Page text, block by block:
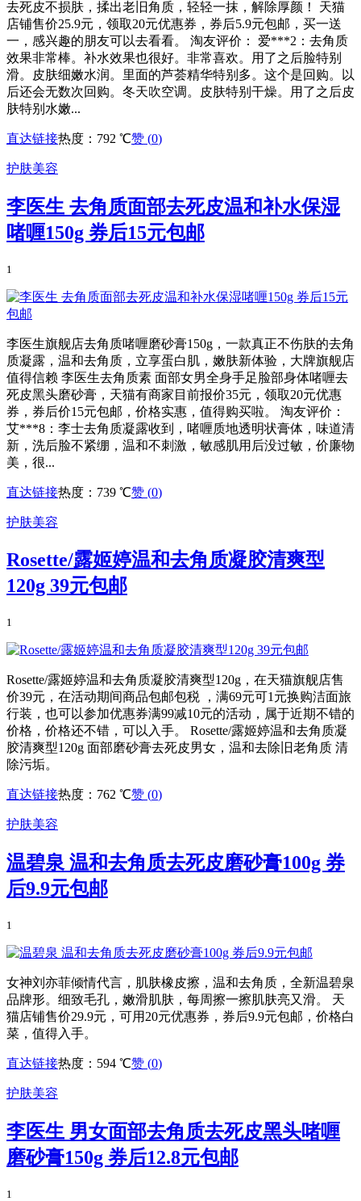
去死皮不损肤，揉出老旧角质，轻轻一抹，解除厚颜！ 天猫
店铺售价25.9元，领取20元优惠券，券后5.9元包邮，买一送
一，感兴趣的朋友可以去看看。 淘友评价： 爱***2：去角质
效果非常棒。补水效果也很好。非常喜欢。用了之后脸特别
滑。皮肤细嫩水润。里面的芦荟精华特别多。这个是回购。以
后还会无数次回购。冬天吹空调。皮肤特别干燥。用了之后皮
肤特别水嫩...
直达链接热度：792 ℃赞 (0)
护肤美容
李医生 去角质面部去死皮温和补水保湿
啫喱150g 券后15元包邮
1
李医生旗舰店去角质啫喱磨砂膏150g，一款真正不伤肤的去角
质凝露，温和去角质，立享蛋白肌，嫩肤新体验，大牌旗舰店
值得信赖 李医生去角质素 面部女男全身手足脸部身体啫喱去
死皮黑头磨砂膏，天猫有商家目前报价35元，领取20元优惠
券，券后价15元包邮，价格实惠，值得购买啦。 淘友评价：
艾***8：李士去角质凝露收到，啫喱质地透明状膏体，味道清
新，洗后脸不紧绷，温和不刺激，敏感肌用后没过敏，价廉物
美，很...
直达链接热度：739 ℃赞 (0)
护肤美容
Rosette/露姬婷温和去角质凝胶清爽型
120g 39元包邮
1
Rosette/露姬婷温和去角质凝胶清爽型120g，在天猫旗舰店售
价39元，在活动期间商品包邮包税 ，满69元可1元换购洁面旅
行装，也可以参加优惠券满99减10元的活动，属于近期不错的
价格，价格还不错，可以入手。 Rosette/露姬婷温和去角质凝
胶清爽型120g 面部磨砂膏去死皮男女，温和去除旧老角质 清
除污垢。
直达链接热度：762 ℃赞 (0)
护肤美容
温碧泉 温和去角质去死皮磨砂膏100g 券
后9.9元包邮
1
女神刘亦菲倾情代言，肌肤橡皮擦，温和去角质，全新温碧泉
品牌形。细致毛孔，嫩滑肌肤，每周擦一擦肌肤亮又滑。 天
猫店铺售价29.9元，可用20元优惠券，券后9.9元包邮，价格白
菜，值得入手。
直达链接热度：594 ℃赞 (0)
护肤美容
李医生 男女面部去角质去死皮黑头啫喱
磨砂膏150g 券后12.8元包邮
1